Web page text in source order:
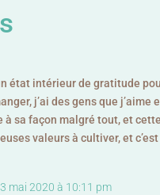
état intérieur de gratitude
j’ai des gens que
sa façon malgré tout, et
valeurs à cultiver, et
mai 2020 à 10:11 pm